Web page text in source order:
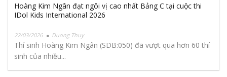
Hoàng Kim Ngân đạt ngôi vị cao nhất Bảng C tại cuộc thi
IDol Kids International 2026
22/03/2026 Duong Thuy
Thí sinh Hoàng Kim Ngân (SDB:050) đã vượt qua hơn 60 thí
sinh của nhiều...